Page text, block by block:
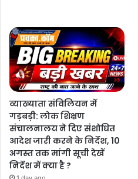
​
व्याख्याता संविलियन में
गड़बड़ी: लोक शिक्षण
संचालनालय ने दिए संशोधित
आदेश जारी करने के निर्देश, 10
अगस्त तक मांगी सूची देखें
निर्देश में क्या है ?